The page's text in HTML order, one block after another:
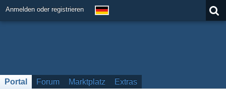
Anmelden oder registrieren
Portal Forum Marktplatz Extras